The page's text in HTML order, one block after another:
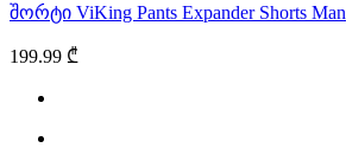
შორტი ViKing Pants Expander Shorts Man
199.99 ₾